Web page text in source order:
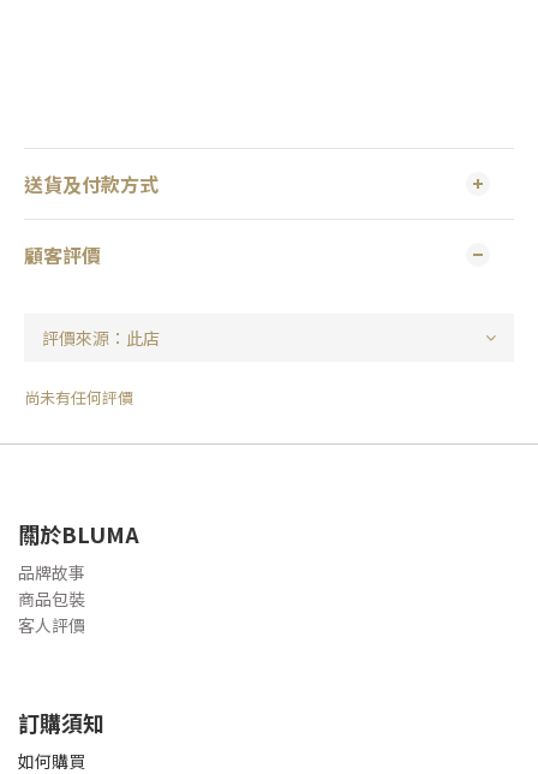
送貨及付款方式
顧客評價
尚未有任何評價
關於BLUMA
品牌故事
商品包裝
客人評價
訂購須知
如何購買